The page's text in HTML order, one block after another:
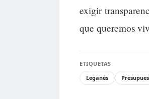
exigir
que queremos
ETIQUETAS
Leganés